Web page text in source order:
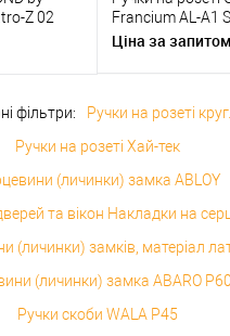
Z 02
Francium AL-A1
нікель/хром
Ціна за запитом
фільтри:
Ручки на розеті
Ручки на розеті Хай-тек
(личинки) замка ABLOY
та вікон Накладки на
(личинки) замків, матеріал
(личинки) замка ABARO
Ручки скоби WALA P45